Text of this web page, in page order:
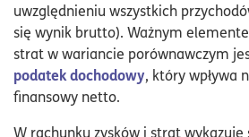
uwzględnieniu wszystkich
się wynik brutto). Ważnym
strat w wariancie porównawczym
podatek dochodowy, który wpływa
finansowy netto.
W rachunku zysków i strat wykazuje